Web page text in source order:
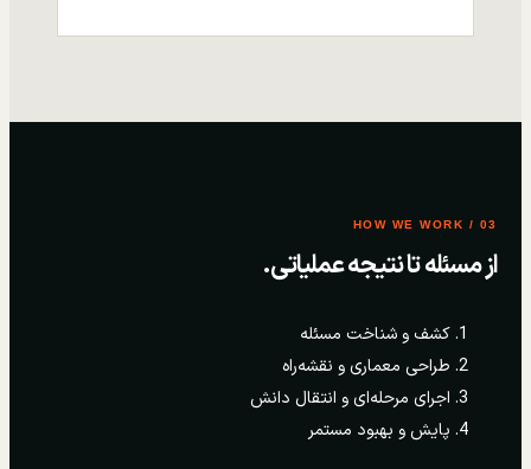
03 / HOW WE WORK
از مسئله تا نتیجه عملیاتی.
کشف و شناخت مسئله
طراحی معماری و نقشه‌راه
اجرای مرحله‌ای و انتقال دانش
پایش و بهبود مستمر